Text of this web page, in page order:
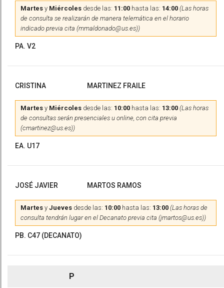
Martes y Miércoles desde las: 11:00 hasta las: 14:00 (Las horas
de consulta se realizarán de manera telemática en el horario
indicado previa cita (mmaldonado@us.es))
PA. V2
CRISTINA MARTINEZ FRAILE
Martes y Miércoles desde las: 10:00 hasta las: 13:00 (Las horas
de consultas serán presenciales u online, con cita previa
(cmartinez@us.es))
EA. U17
JOSÉ JAVIER MARTOS RAMOS
Martes y Jueves desde las: 10:00 hasta las: 13:00 (Las horas de
consulta tendrán lugar en el Decanato previa cita (jmartos@us.es))
PB. C47 (DECANATO)
P